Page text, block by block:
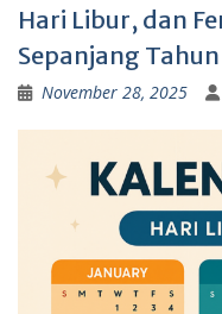
Hari Libur, dan
Sepanjang Tahun
November 28, 2025